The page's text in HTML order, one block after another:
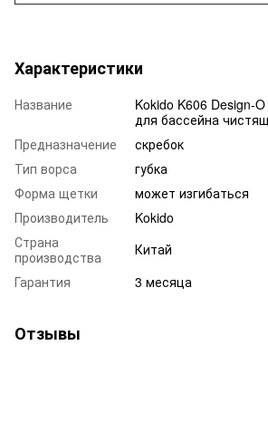
Характеристики
Название
Kokido K606 Design-
для бассейна
Предназначение
скребок
Тип ворса
губка
Форма щетки
может изгибаться
Производитель
Kokido
Страна
производства
Китай
Гарантия
3 месяца
Отзывы